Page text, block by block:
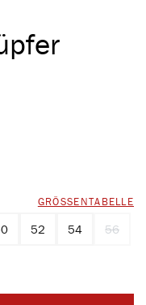
GRÖSSENTABELLE
52 54 56(Diese
verfügbar.)